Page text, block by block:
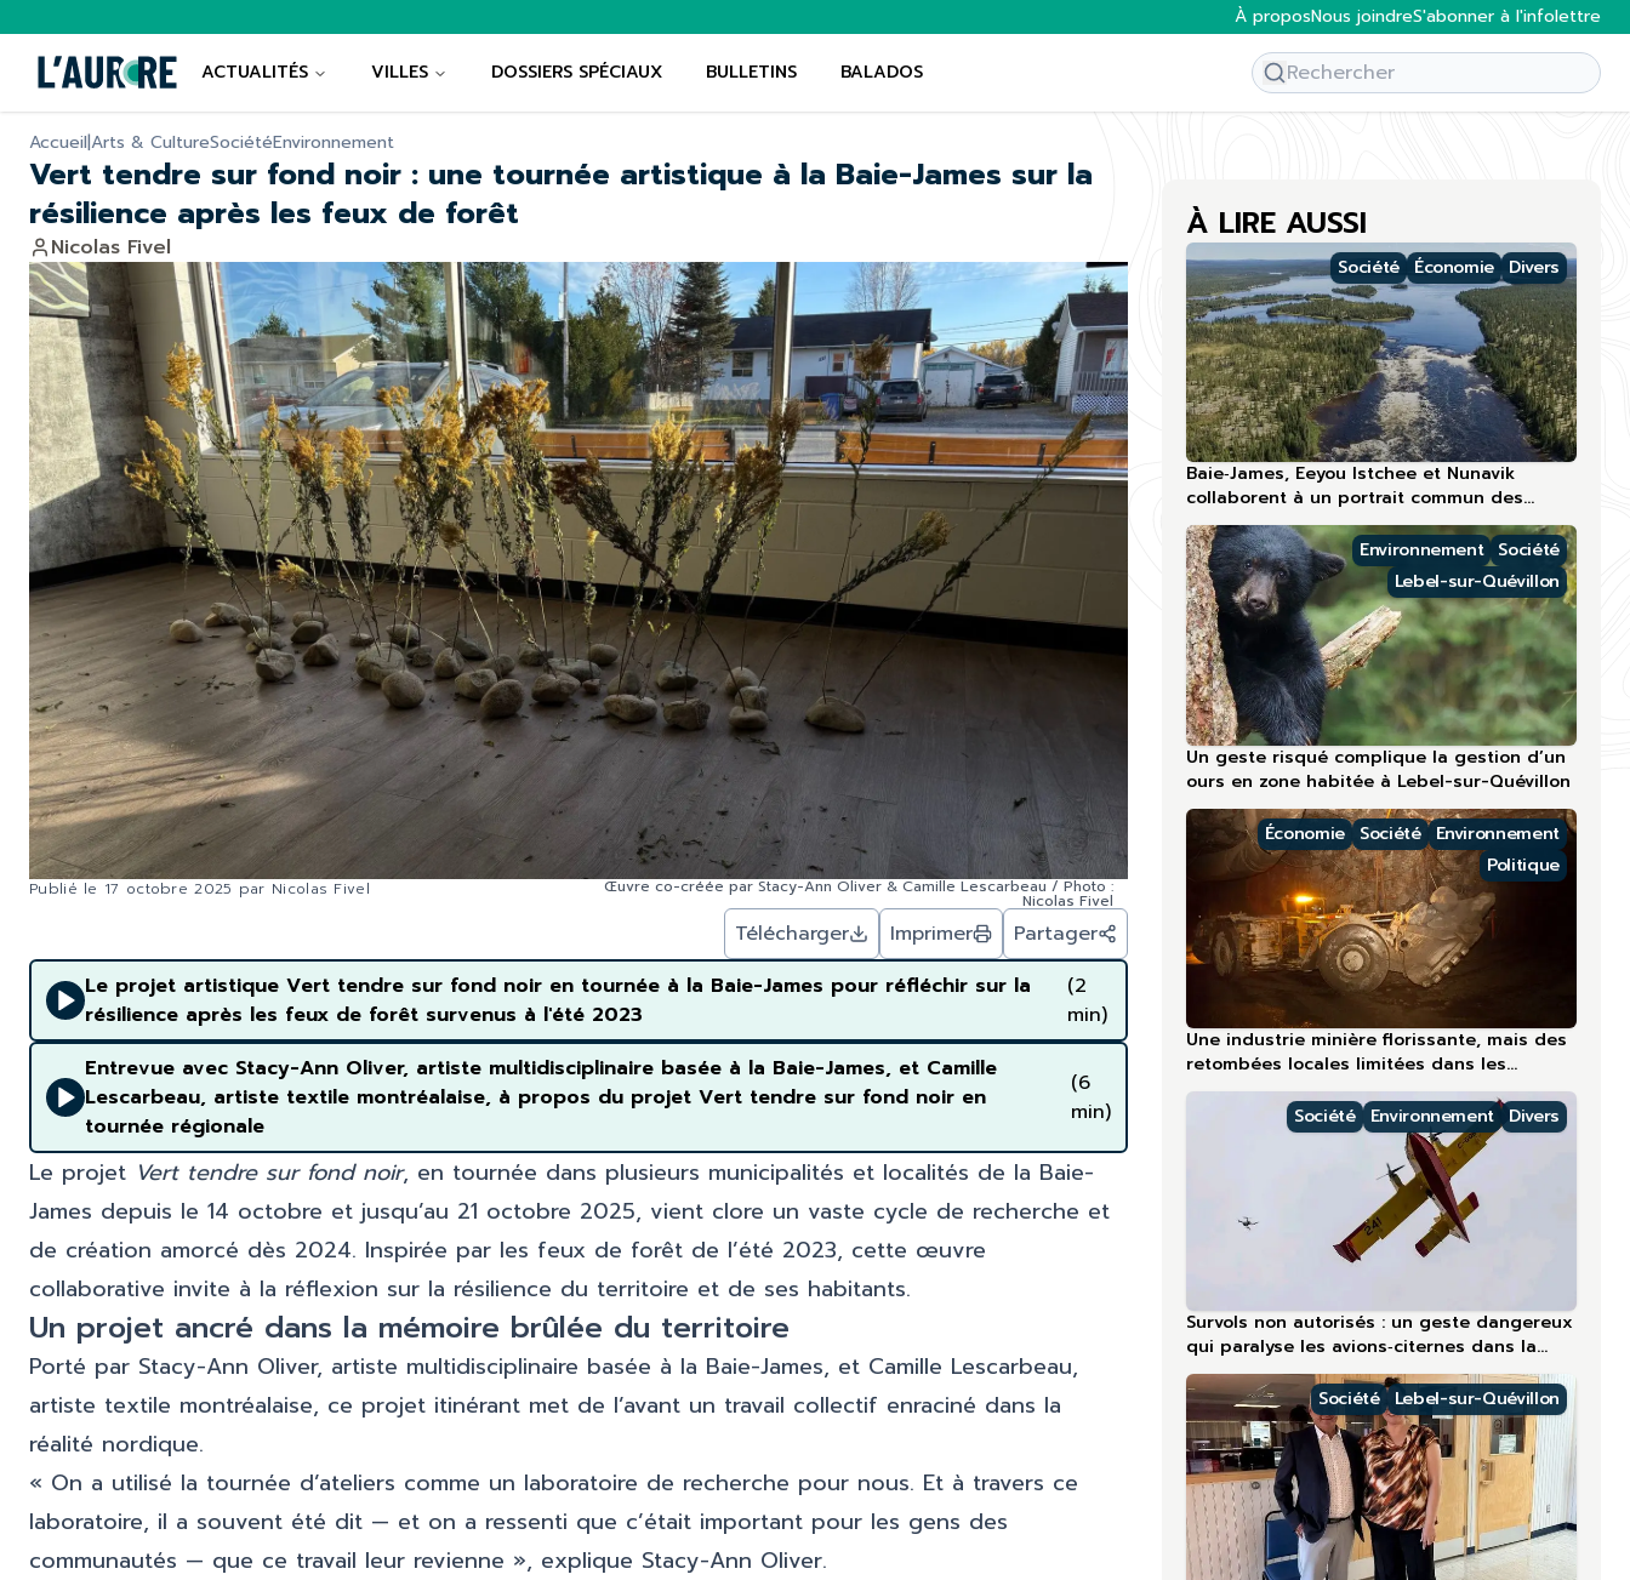
À proposNous joindreS'abonner à l'infolettre
ACTUALITÉS VILLES DOSSIERS SPÉCIAUX BULLETINS BALADOS
Accueil|Arts & CultureSociétéEnvironnement
Vert tendre sur fond noir : une tournée artistique à la Baie-James sur la
résilience après les feux de forêt
Nicolas Fivel
Publié le 17 octobre 2025 par Nicolas Fivel Œuvre co-créée par Stacy-Ann Oliver & Camille Lescarbeau / Photo :
Nicolas Fivel
Télécharger Imprimer
Partager
Le projet artistique Vert tendre sur fond noir en tournée à la Baie-James pour réfléchir sur la
résilience après les feux de forêt survenus à l'été 2023
(2
min)
Entrevue avec Stacy-Ann Oliver, artiste multidisciplinaire basée à la Baie-James, et Camille
Lescarbeau, artiste textile montréalaise, à propos du projet Vert tendre sur fond noir en
tournée régionale
(6
min)
Le projet Vert tendre sur fond noir, en tournée dans plusieurs municipalités et localités de la Baie-
James depuis le 14 octobre et jusqu’au 21 octobre 2025, vient clore un vaste cycle de recherche et
de création amorcé dès 2024. Inspirée par les feux de forêt de l’été 2023, cette œuvre
collaborative invite à la réflexion sur la résilience du territoire et de ses habitants.
Un projet ancré dans la mémoire brûlée du territoire
Porté par Stacy-Ann Oliver, artiste multidisciplinaire basée à la Baie-James, et Camille Lescarbeau,
artiste textile montréalaise, ce projet itinérant met de l’avant un travail collectif enraciné dans la
réalité nordique.
« On a utilisé la tournée d’ateliers comme un laboratoire de recherche pour nous. Et à travers ce
laboratoire, il a souvent été dit — et on a ressenti que c’était important pour les gens des
communautés — que ce travail leur revienne », explique Stacy-Ann Oliver.
À LIRE AUSSI
Société Économie Divers
Baie‑James, Eeyou Istchee et Nunavik
collaborent à un portrait commun des
compétences touristiques
Environnement Société
Lebel-sur-Quévillon
Un geste risqué complique la gestion d’un
ours en zone habitée à Lebel-sur-Quévillon
Économie Société
Environnement
Politique
Une industrie minière florissante, mais des
retombées locales limitées dans les
régions nordiques
Société
Environnement Divers
Survols non autorisés : un geste dangereux
qui paralyse les avions‑citernes dans la
région la plus touchée en 2026
Société
Lebel-sur-Quévillon